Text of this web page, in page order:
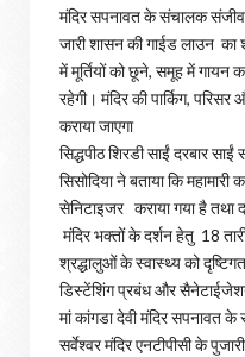
मंदिर सपनावत के संचालक संजीव
जारी शासन की गाईड लाउन का
में मूर्तियों को छूने, समूह में गायन
रहेगी। मंदिर की पार्किग,
कराया जाएगा
सिद्धपीठ शिरडी साईं दरबार
सिसोदिया ने बताया कि
सेनिटाइजर कराया गया है तथा
मंदिर भक्तों के दर्शन हेतु 18
श्रद्धालुओं के स्वास्थ्य को
डिस्टेंशिंग प्रबंध और
मां कांगडा देवी मंदिर सपनावत
सर्वेश्वर मंदिर एनटीपीसी के